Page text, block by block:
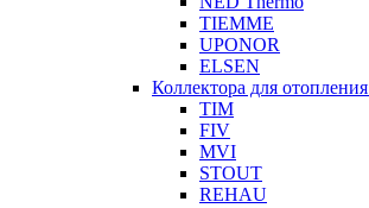
TIEMME
UPONOR
ELSEN
Коллектора для отопления
TIM
FIV
MVI
STOUT
REHAU